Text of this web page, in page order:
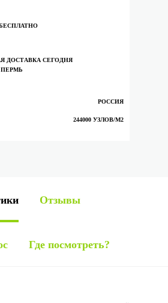
ДОСТАВКА СЕГОДНЯ
РОССИЯ
244000 УЗЛОВ/М2
Отзывы
Где посмотреть?